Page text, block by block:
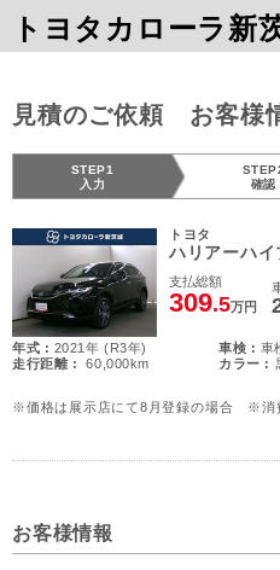
トヨタカローラ新
見積のご依頼 お客様
STEP1
入力
確認
トヨタ
ハリアーハイ
支払総額
309.5万円
年式 : 2021年 (R3年) 車検 : 車
走行距離 :
60,000km カラー :
※価格は展示店にて8月登録の場合 ※消
お客様情報